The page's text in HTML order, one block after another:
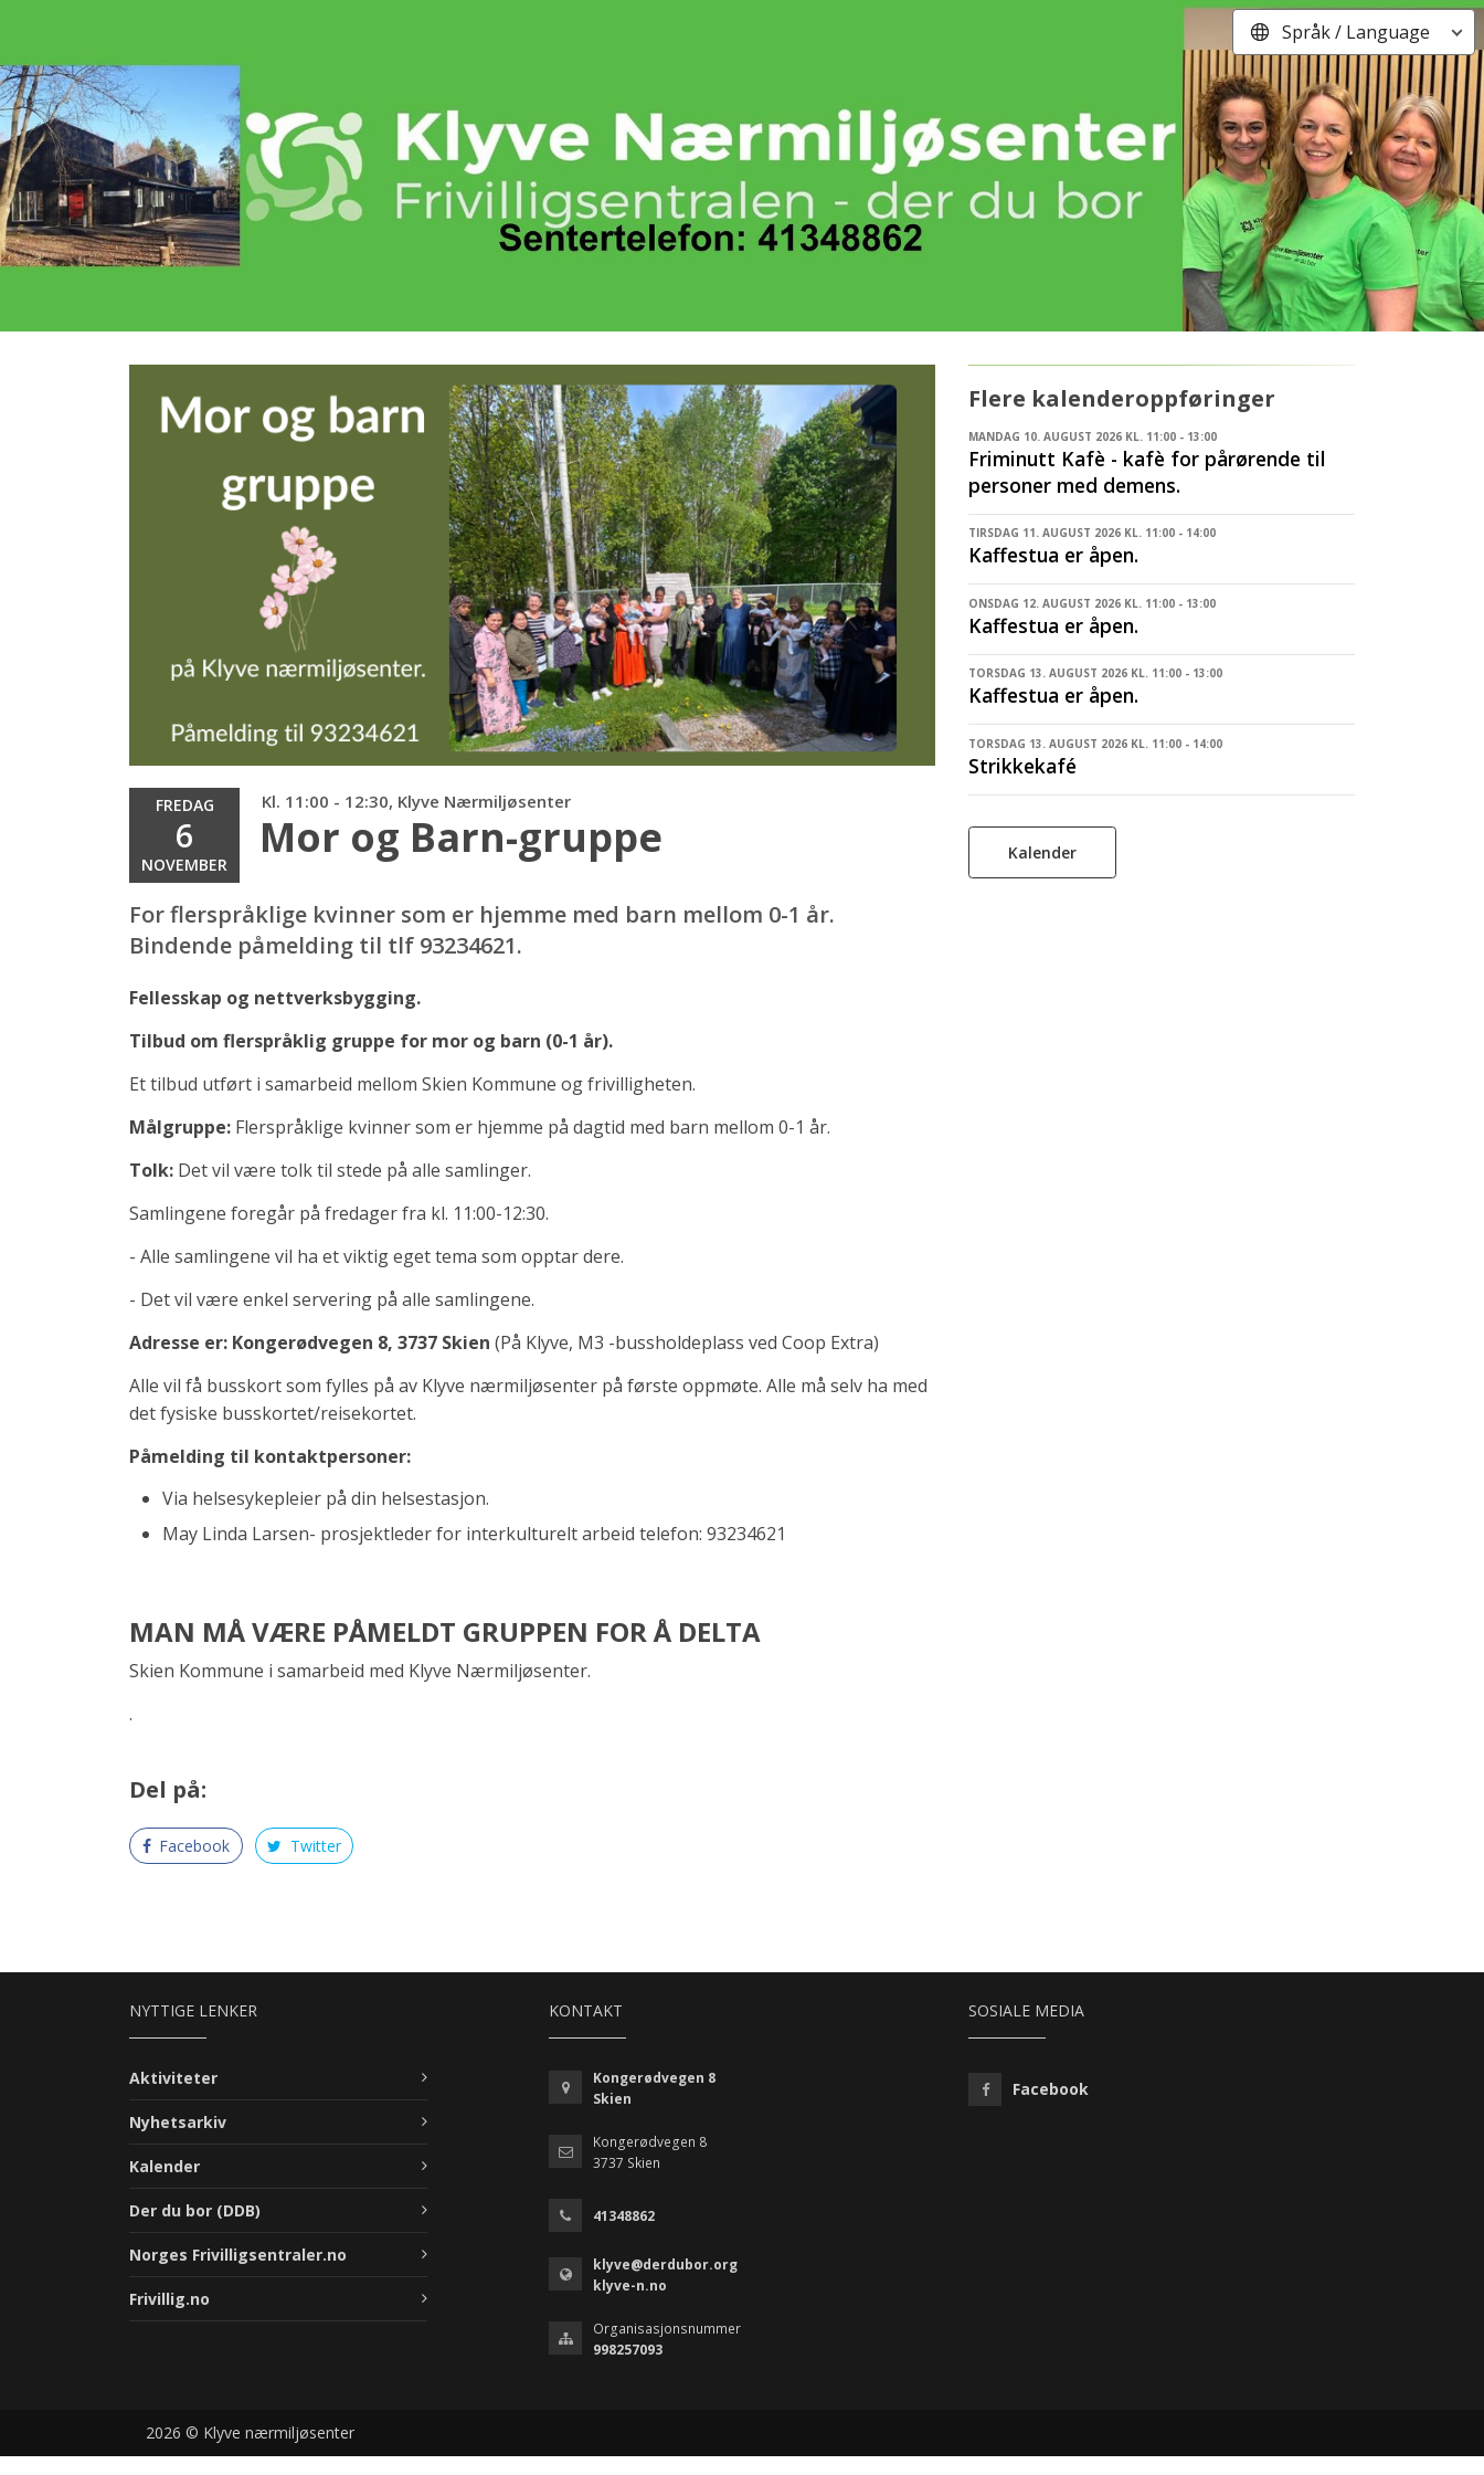
Språk / Language
FREDAG
6
NOVEMBER
Kl. 11:00 - 12:30, Klyve Nærmiljøsenter
Mor og Barn-gruppe
For flerspråklige kvinner som er hjemme med barn mellom 0-1 år.
Bindende påmelding til tlf 93234621.
Fellesskap og nettverksbygging.
Tilbud om flerspråklig gruppe for mor og barn (0-1 år).
Et tilbud utført i samarbeid mellom Skien Kommune og frivilligheten.
Målgruppe: Flerspråklige kvinner som er hjemme på dagtid med barn mellom 0-1 år.
Tolk: Det vil være tolk til stede på alle samlinger.
Samlingene foregår på fredager fra kl. 11:00-12:30.
- Alle samlingene vil ha et viktig eget tema som opptar dere.
- Det vil være enkel servering på alle samlingene.
Adresse er: Kongerødvegen 8, 3737 Skien (På Klyve, M3 -bussholdeplass ved Coop Extra)
Alle vil få busskort som fylles på av Klyve nærmiljøsenter på første oppmøte. Alle må selv ha med
det fysiske busskortet/reisekortet.
Påmelding til kontaktpersoner:
Via helsesykepleier på din helsestasjon.
May Linda Larsen- prosjektleder for interkulturelt arbeid telefon: 93234621
MAN MÅ VÆRE PÅMELDT GRUPPEN FOR Å DELTA
Skien Kommune i samarbeid med Klyve Nærmiljøsenter.
.
Del på:
Facebook Twitter
Flere kalenderoppføringer
MANDAG 10. AUGUST 2026 KL. 11:00 - 13:00
Friminutt Kafè - kafè for pårørende til
personer med demens.
TIRSDAG 11. AUGUST 2026 KL. 11:00 - 14:00
Kaffestua er åpen.
ONSDAG 12. AUGUST 2026 KL. 11:00 - 13:00
Kaffestua er åpen.
TORSDAG 13. AUGUST 2026 KL. 11:00 - 13:00
Kaffestua er åpen.
TORSDAG 13. AUGUST 2026 KL. 11:00 - 14:00
Strikkekafé
Kalender
NYTTIGE LENKER
Aktiviteter
Nyhetsarkiv
Kalender
Der du bor (DDB)
Norges Frivilligsentraler.no
Frivillig.no
KONTAKT
Kongerødvegen 8
Skien
Kongerødvegen 8
3737 Skien
41348862
klyve@derdubor.org
klyve-n.no
Organisasjonsnummer
998257093
SOSIALE MEDIA
Facebook
2026 © Klyve nærmiljøsenter